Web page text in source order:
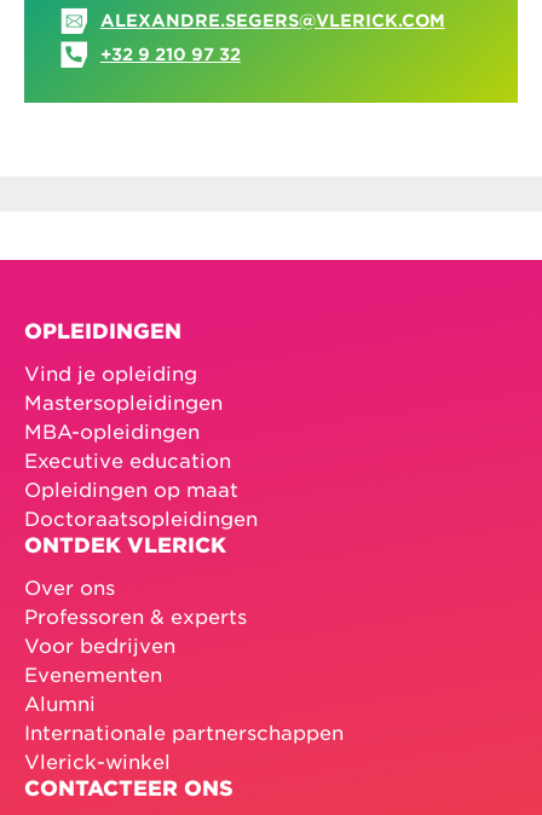
ALEXANDRE.SEGERS@VLERICK.COM
+32 9 210 97 32
OPLEIDINGEN
Vind je opleiding
Mastersopleidingen
MBA-opleidingen
Executive education
Opleidingen op maat
Doctoraatsopleidingen
ONTDEK VLERICK
Over ons
Professoren & experts
Voor bedrijven
Evenementen
Alumni
Internationale partnerschappen
Vlerick-winkel
CONTACTEER ONS